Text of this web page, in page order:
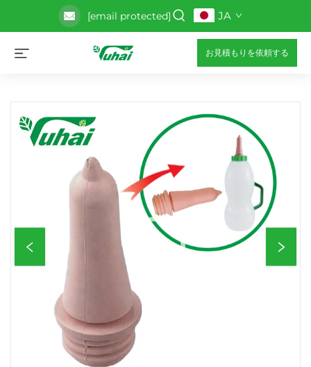
[email protected] JA
お見積もりを依頼する